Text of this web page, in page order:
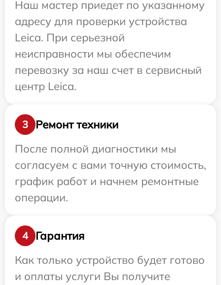
Наш мастер приедет по указанному
адресу для проверки устройства
Leica. При серьезной
неисправности мы обеспечим
перевозку за наш счет в сервисный
центр Leica.
3
Ремонт техники
После полной диагностики мы
согласуем с вами точную стоимость,
график работ и начнем ремонтные
операции.
4
Гарантия
Как только устройство будет готово
и оплаты услуги Вы получите